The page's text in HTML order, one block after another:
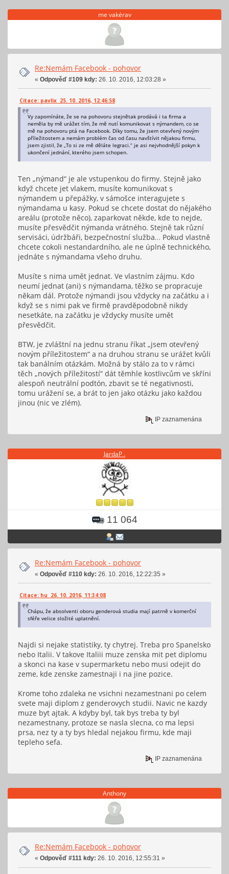
me vakérav
Re:Nemám Facebook - pohovor
« Odpověď #109 kdy: 26. 10. 2016, 12:03:28 »
Citace: pavlix 25. 10. 2016, 12:46:58
Vy zapomínáte, že se na pohovoru stejnětak prodává i ta firma a
neměla by mě urážet tím, že mě nutí komunikovat s nýmandem, co se
mě na pohovoru ptá na Facebook. Díky tomu, že jsem otevřený novým
příležitostem a nemám problém čas od času navštívit nějakou firmu,
jsem zjistil, že „To si ze mě děláte legraci.“ je asi nejvhodnější pokyn k
ukončení jednání, kterého jsem schopen.
Ten „nýmand“ je ale vstupenkou do firmy. Stejně jako
když chcete jet vlakem, musíte komunikovat s
nýmandem u přepážky, v sámošce interagujete s
nýmandama u kasy. Pokud se chcete dostat do nějakého
areálu (protože něco), zaparkovat někde, kde to nejde,
musíte přesvědčit nýmanda vrátného. Stejně tak různí
servisáci, údržbáři, bezpečnostní služba… Pokud vlastně
chcete cokoli nestandardního, ale ne úplně technického,
jednáte s nýmandama všeho druhu.
Musíte s nima umět jednat. Ve vlastním zájmu. Kdo
neumí jednat (ani) s nýmandama, těžko se propracuje
někam dál. Protože nýmandi jsou vždycky na začátku a i
když se s nimi pak ve firmě pravděpodobně nikdy
nesetkáte, na začátku je vždycky musíte umět
přesvědčit.
BTW, je zvláštní na jednu stranu říkat „jsem otevřený
novým příležitostem“ a na druhou stranu se urážet kvůli
tak banálním otázkám. Možná by stálo za to v rámci
těch „nových příležitostí“ dát těmhle kostlivcům ve skříni
alespoň neutrální podtón, zbavit se té negativnosti,
tomu urážení se, a brát to jen jako otázku jako každou
jinou (nic ve zlém).
IP zaznamenána
JardaP .
11 064
Re:Nemám Facebook - pohovor
« Odpověď #110 kdy: 26. 10. 2016, 12:22:35 »
Citace: hu 26. 10. 2016, 11:34:08
Chápu, že absolventi oboru genderová studia mají patrně v komerční
sféře velice složité uplatnění.
Najdi si nejake statistiky, ty chytrej. Treba pro Spanelsko
nebo Italii. V takove Italiii muze zenska mit pet diplomu
a skonci na kase v supermarketu nebo musi odejit do
zeme, kde zenske zamestnaji i na jine pozice.
Krome toho zdaleka ne vsichni nezamestnani po celem
svete maji diplom z genderovych studii. Navic ne kazdy
muze byt ajtak. A kdyby byl, tak bys treba ty byl
nezamestnany, protoze se nasla slecna, co ma lepsi
prsa, nez ty a ty bys hledal nejakou firmu, kde maji
tepleho sefa.
IP zaznamenána
Anthony
Re:Nemám Facebook - pohovor
« Odpověď #111 kdy: 26. 10. 2016, 12:55:31 »